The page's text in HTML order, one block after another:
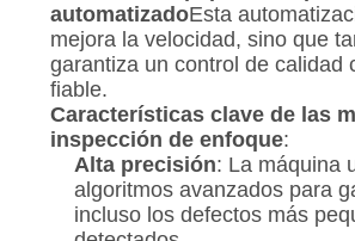
automatizadoEsta
mejora la velocidad, sino que
garantiza un control de calidad
fiable.
Características clave de las
inspección de enfoque:
Alta precisión: La máquina
algoritmos avanzados para
incluso los defectos más